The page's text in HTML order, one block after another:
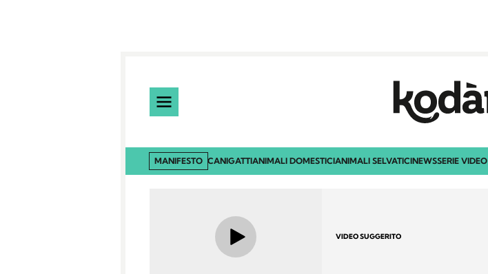
MANIFESTO CANIGATTIANIMALI DOMESTICIANIMALI SELVATICINEWSSERIE VIDEO
VIDEO SUGGERITO